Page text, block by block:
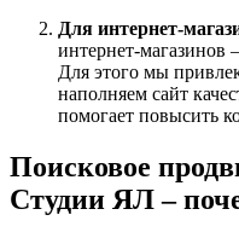
Для интернет-
интернет-магазинов
Для этого мы
наполняем сайт
помогает повысить
Поисковое
Студии ЯЛ –